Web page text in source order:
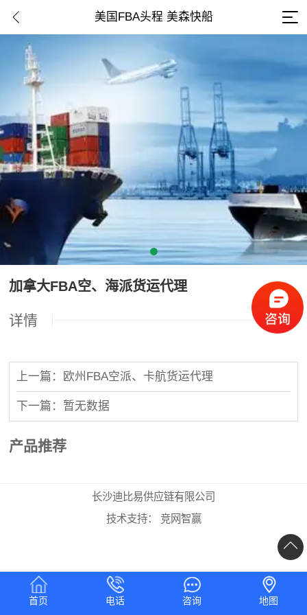
美国FBA头程 美森快船
加拿大FBA空、海派货运代理
详情
上一篇：欧州FBA空派、卡航货运代理
下一篇：暂无数据
产品推荐
首页 电话 咨询 地图
长沙迪比易供应链有限公司
技术支持：
竞网智赢